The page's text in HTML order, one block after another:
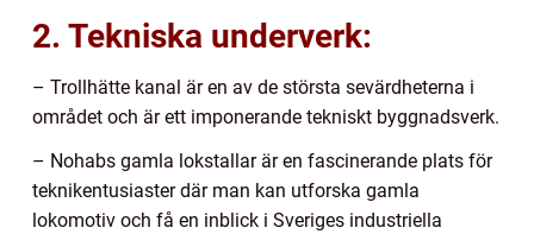
2. Tekniska underverk:
– Trollhätte kanal är en av de största sevärdheterna i
området och är ett imponerande tekniskt byggnadsverk.
– Nohabs gamla lokstallar är en fascinerande plats för
teknikentusiaster där man kan utforska gamla
lokomotiv och få en inblick i Sveriges industriella